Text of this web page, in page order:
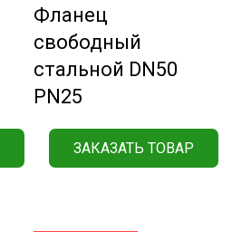
Фланец
свободный
стальной DN50
РN25
ЗАКАЗАТЬ ТОВАР